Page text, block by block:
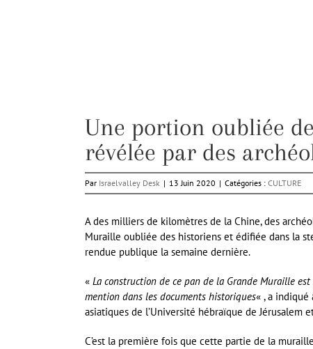
Une portion oubliée
révélée par des
Par Israelvalley Desk | 13 Juin 2020 | Catégories : CULTURE
A des milliers de kilomètres de la Chine, des
Muraille oubliée des historiens et édifiée dans la
rendue publique la semaine dernière.
« La construction de ce pan de la Grande Muraille
mention dans les documents historiques« , a indiqué
asiatiques de l’Université hébraïque de Jérusalem
C’est la première fois que cette partie de la